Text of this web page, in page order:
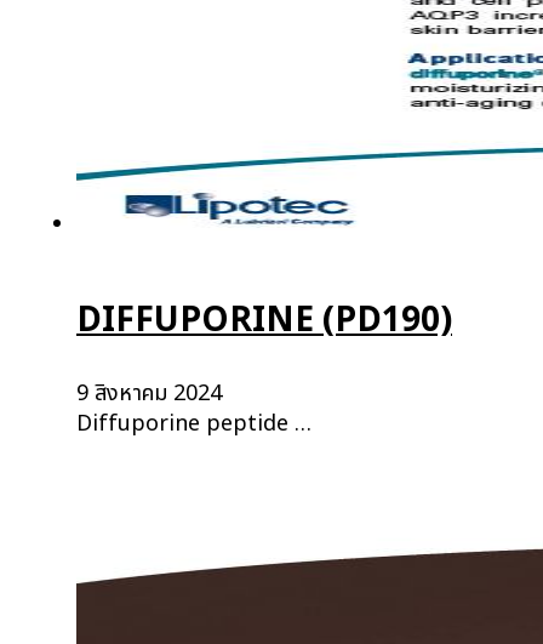
DIFFUPORINE (PD190)
9 สิงหาคม 2024
Diffuporine peptide …